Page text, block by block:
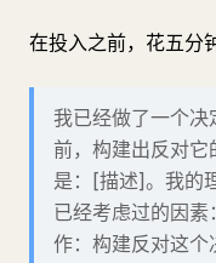
在投入之前，花五分
我已经做了一个决
前，构建出反对
是：[描述]。我的
已经考虑过的因
作：构建反对这个